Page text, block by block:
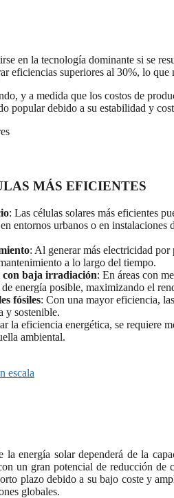
en la tecnología dominante si se
eficiencias superiores al 30%, lo
y a medida que los costos de
popular debido a su estabilidad y
MÁS EFICIENTES
: Las células solares más eficientes
entornos urbanos o en
: Al generar más electricidad por
a lo largo del tiempo.
con baja irradiación: En áreas con
energía posible, maximizando el
fósiles: Con una mayor eficiencia,
y sostenible.
la eficiencia energética, se requiere
ambiental.
energía solar dependerá de la
un gran potencial de reducción
plazo debido a su bajo coste y
globales.